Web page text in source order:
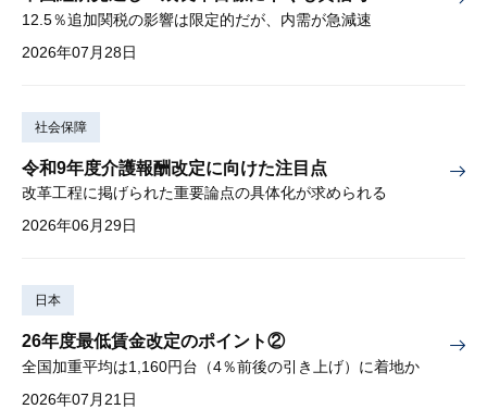
12.5％追加関税の影響は限定的だが、内需が急減速
2026年07月28日
社会保障
令和9年度介護報酬改定に向けた注目点
改革工程に掲げられた重要論点の具体化が求められる
2026年06月29日
日本
26年度最低賃金改定のポイント②
全国加重平均は1,160円台（4％前後の引き上げ）に着地か
2026年07月21日